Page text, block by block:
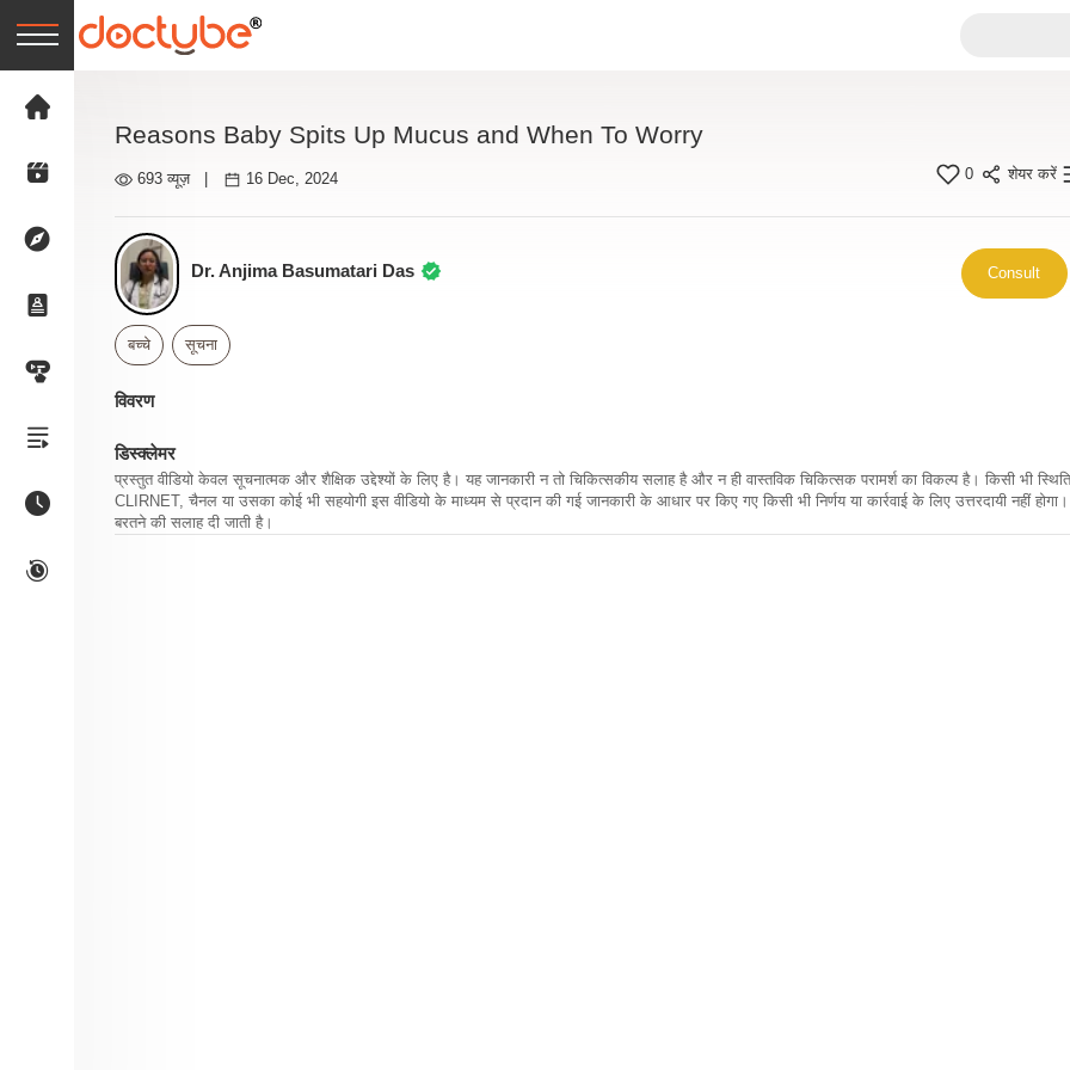
Reasons Baby Spits Up Mucus and When To Worry
693 व्यूज़ 16 Dec, 2024 0 शेयर करें
Dr. Anjima Basumatari Das Consult
बच्चे सूचना
विवरण
डिस्क्लेमर
प्रस्तुत वीडियो केवल सूचनात्मक और शैक्षिक उद्देश्यों के लिए है। यह जानकारी न तो चिकित्सकीय सलाह है और न ही वास्तविक चिकित्सक परामर्श का विकल्प है। किसी भी
CLIRNET, चैनल या उसका कोई भी सहयोगी इस वीडियो के माध्यम से प्रदान की गई जानकारी के आधार पर किए गए किसी भी निर्णय या कार्रवाई के लिए उत्तरदायी नहीं होगा।
बरतने की सलाह दी जाती है।